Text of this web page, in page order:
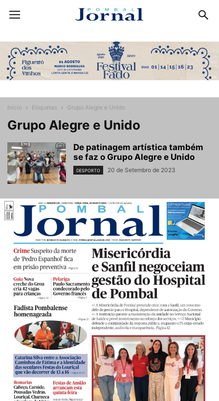
Início Etiquetas Grupo Alegre e Unido
Grupo Alegre e Unido
De patinagem artística também
se faz o Grupo Alegre e Unido
DESPORTO 20 de Setembro de 2023